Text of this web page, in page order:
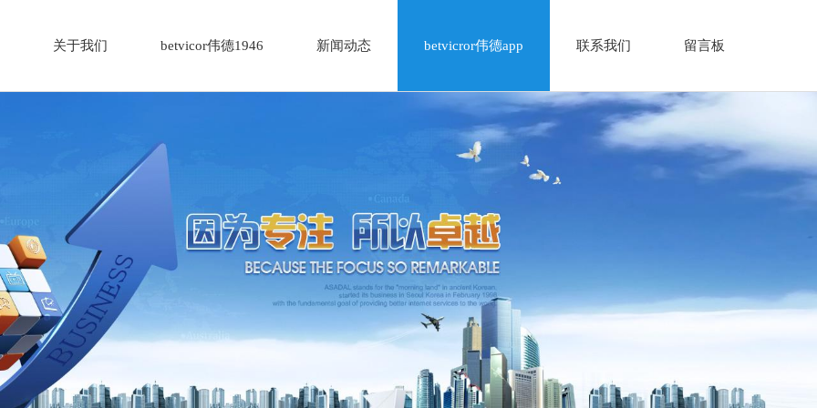
关于我们 betvicor伟德1946 新闻动态 betvicror伟德app 联系我们 留言板